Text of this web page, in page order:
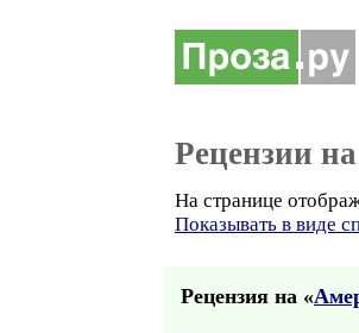
Рецензии
На странице
Показывать в виде
Рецензия на «